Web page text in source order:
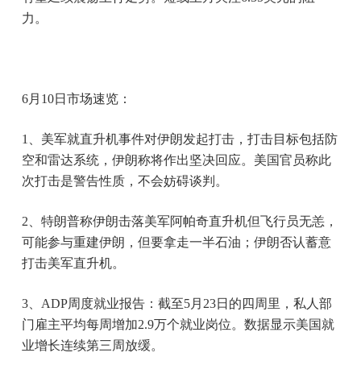
力。
6月10日市场速览：
1、美军就直升机事件对伊朗发起打击，打击目标包括防
空和雷达系统，伊朗称将作出坚决回应。美国官员称此
次打击是警告性质，不会妨碍谈判。
2、特朗普称伊朗击落美军阿帕奇直升机但飞行员无恙，
可能参与重建伊朗，但要拿走一半石油；伊朗否认蓄意
打击美军直升机。
3、ADP周度就业报告：截至5月23日的四周里，私人部
门雇主平均每周增加2.9万个就业岗位。数据显示美国就
业增长连续第三周放缓。